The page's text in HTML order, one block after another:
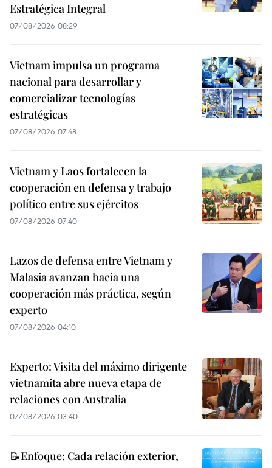
Estratégica Integral
07/08/2026 08:29
Vietnam impulsa un programa
nacional para desarrollar y
comercializar tecnologías
estratégicas
07/08/2026 07:48
Vietnam y Laos fortalecen la
cooperación en defensa y trabajo
político entre sus ejércitos
07/08/2026 07:40
Lazos de defensa entre Vietnam y
Malasia avanzan hacia una
cooperación más práctica, según
experto
07/08/2026 04:10
Experto: Visita del máximo dirigente
vietnamita abre nueva etapa de
relaciones con Australia
07/08/2026 03:40
📝Enfoque: Cada relación exterior,